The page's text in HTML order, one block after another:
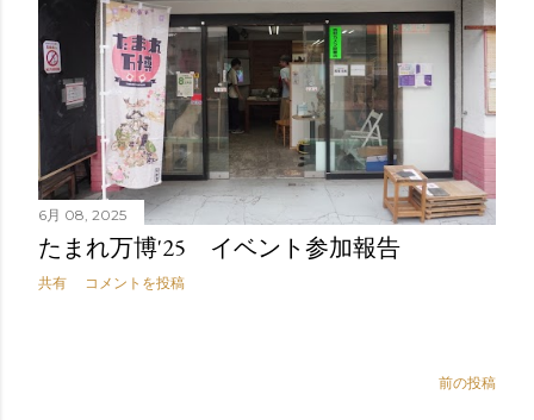
6月 08, 2025
たまれ万博'25 イベント参加報告
共有 コメントを投稿
前の投稿